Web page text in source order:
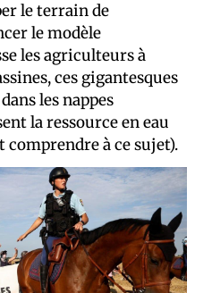
le terrain de
le modèle
les agriculteurs à
ces gigantesques
les nappes
la ressource en eau
comprendre à ce sujet).